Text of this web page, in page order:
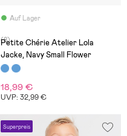
Auf Lager
(8)
Petite Chérie Atelier Lola
Jacke, Navy Small Flower
18,99 €
UVP: 32,99 €
Superpreis